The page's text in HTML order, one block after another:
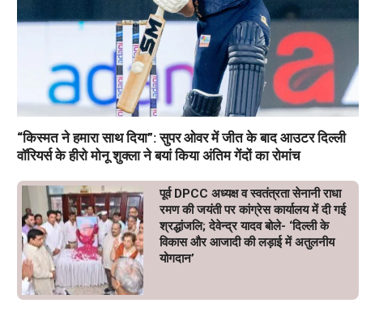
“किस्मत ने हमारा साथ दिया”: सुपर ओवर में जीत के बाद आउटर दिल्ली
वॉरियर्स के हीरो मोनू शुक्ला ने बयां किया अंतिम गेंदों का रोमांच
पूर्व DPCC अध्यक्ष व स्वतंत्रता सेनानी राधा
रमण की जयंती पर कांग्रेस कार्यालय में दी गई
श्रद्धांजलि; देवेन्द्र यादव बोले- ‘दिल्ली के
विकास और आजादी की लड़ाई में अतुलनीय
योगदान’